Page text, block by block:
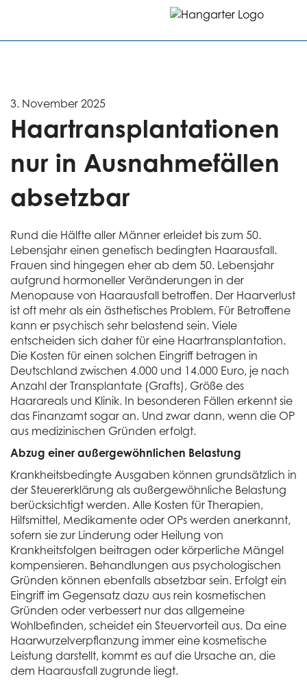
3. November 2025
Haartransplantationen
nur in Ausnahmefällen
absetzbar
Rund die Hälfte aller Männer erleidet bis zum 50.
Lebensjahr einen genetisch bedingten Haarausfall.
Frauen sind hingegen eher ab dem 50. Lebensjahr
aufgrund hormoneller Veränderungen in der
Menopause von Haarausfall betroffen. Der Haarverlust
ist oft mehr als ein ästhetisches Problem. Für Betroffene
kann er psychisch sehr belastend sein. Viele
entscheiden sich daher für eine Haartransplantation.
Die Kosten für einen solchen Eingriff betragen in
Deutschland zwischen 4.000 und 14.000 Euro, je nach
Anzahl der Transplantate (Grafts), Größe des
Haarareals und Klinik. In besonderen Fällen erkennt sie
das Finanzamt sogar an. Und zwar dann, wenn die OP
aus medizinischen Gründen erfolgt.
Abzug einer außergewöhnlichen Belastung
Krankheitsbedingte Ausgaben können grundsätzlich in
der Steuererklärung als außergewöhnliche Belastung
berücksichtigt werden. Alle Kosten für Therapien,
Hilfsmittel, Medikamente oder OPs werden anerkannt,
sofern sie zur Linderung oder Heilung von
Krankheitsfolgen beitragen oder körperliche Mängel
kompensieren. Behandlungen aus psychologischen
Gründen können ebenfalls absetzbar sein. Erfolgt ein
Eingriff im Gegensatz dazu aus rein kosmetischen
Gründen oder verbessert nur das allgemeine
Wohlbefinden, scheidet ein Steuervorteil aus. Da eine
Haarwurzelverpflanzung immer eine kosmetische
Leistung darstellt, kommt es auf die Ursache an, die
dem Haarausfall zugrunde liegt.